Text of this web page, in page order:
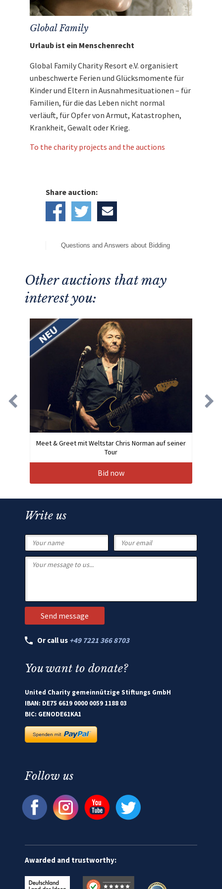
Global Family
Urlaub ist ein Menschenrecht
Global Family Charity Resort e.V. organisiert
unbeschwerte Ferien und Glücksmomente für
Kinder und Eltern in Ausnahmesituationen – für
Familien, für die das Leben nicht normal
verläuft, für Opfer von Armut, Katastrophen,
Krankheit, Gewalt oder Krieg.
To the charity projects and the auctions
Share auction:
Questions and Answers about Bidding
Other auctions that may
interest you:
Meet & Greet mit Weltstar Chris Norman auf seiner
Tour
Bid now
Write us
Or call us +49 7221 366 8703
You want to donate?
United Charity gemeinnützige Stiftungs GmbH
IBAN: DE75 6619 0000 0059 1188 03
BIC: GENODE61KA1
Follow us
Awarded and trustworthy: